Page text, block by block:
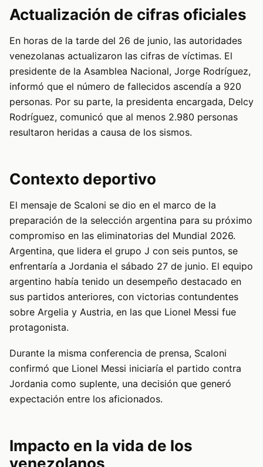
Actualización de cifras oficiales
En horas de la tarde del 26 de junio, las autoridades
venezolanas actualizaron las cifras de víctimas. El
presidente de la Asamblea Nacional, Jorge Rodríguez,
informó que el número de fallecidos ascendía a 920
personas. Por su parte, la presidenta encargada, Delcy
Rodríguez, comunicó que al menos 2.980 personas
resultaron heridas a causa de los sismos.
Contexto deportivo
El mensaje de Scaloni se dio en el marco de la
preparación de la selección argentina para su próximo
compromiso en las eliminatorias del Mundial 2026.
Argentina, que lidera el grupo J con seis puntos, se
enfrentaría a Jordania el sábado 27 de junio. El equipo
argentino había tenido un desempeño destacado en
sus partidos anteriores, con victorias contundentes
sobre Argelia y Austria, en las que Lionel Messi fue
protagonista.
Durante la misma conferencia de prensa, Scaloni
confirmó que Lionel Messi iniciaría el partido contra
Jordania como suplente, una decisión que generó
expectación entre los aficionados.
Impacto en la vida de los
venezolanos